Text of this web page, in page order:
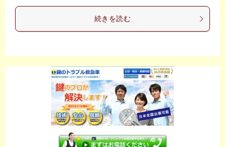
続きを読む